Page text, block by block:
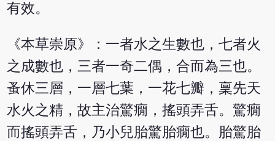
有效。
《本草崇原》：一者水之生數也，七者火
之成數也，三者一奇二偶，合而為三也。
蚤休三層，一層七葉，一花七瓣，稟先天
水火之精，故主治驚癇，搖頭弄舌。驚癇
而搖頭弄舌，乃小兒胎驚胎癇也。胎驚胎